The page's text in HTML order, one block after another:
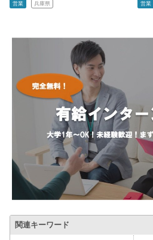
営業 兵庫県 営業
関連キーワード